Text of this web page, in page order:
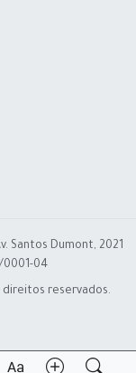
Santos Dumont, 2021
0001-04
direitos reservados.